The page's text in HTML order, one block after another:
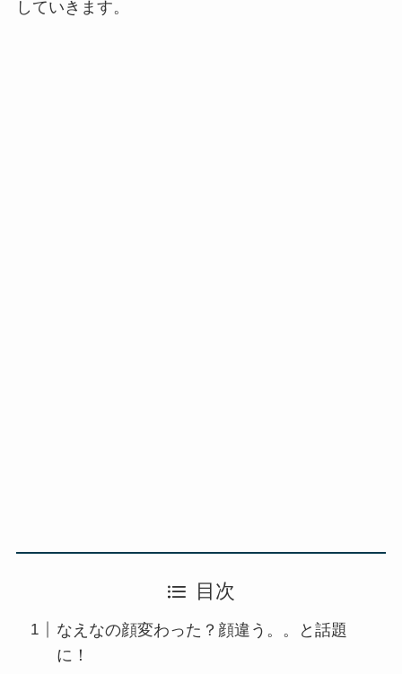
していきます。
目次
なえなの顔変わった？顔違う。。と話題
に！